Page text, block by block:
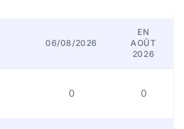
06/08/2026
EN
AOÛT
2026
0 0